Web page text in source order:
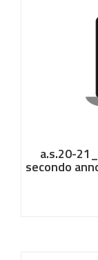
a.s.20-
secondo